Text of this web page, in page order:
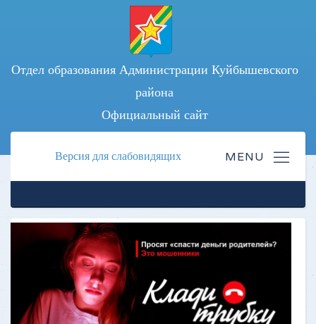
Отдел образования Администрации Куйбышевского
района
Официальный сайт
Версия для слабовидящих